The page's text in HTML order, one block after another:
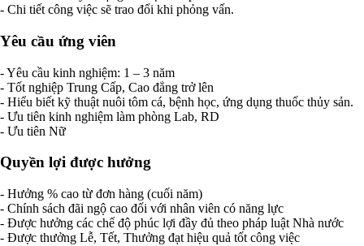
- Chi tiết công việc sẽ trao đổi khi phỏng vấn.
Yêu cầu ứng viên
- Yêu cầu kinh nghiệm: 1 – 3 năm
- Tốt nghiệp Trung Cấp, Cao đẳng trở lên
- Hiểu biết kỹ thuật nuôi tôm cá, bệnh học, ứng dụng thuốc thủy sản.
- Ưu tiên kinh nghiệm làm phòng Lab, RD
- Ưu tiên Nữ
Quyền lợi được hưởng
- Hưởng % cao từ đơn hàng (cuối năm)
- Chính sách đãi ngộ cao đối với nhân viên có năng lực
- Được hưởng các chế độ phúc lợi đầy đủ theo pháp luật Nhà nước
- Được thưởng Lễ, Tết, Thưởng đạt hiệu quả tốt công việc